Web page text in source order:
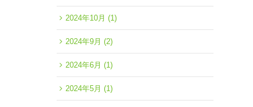
2024年10月 (1)
2024年9月 (2)
2024年6月 (1)
2024年5月 (1)